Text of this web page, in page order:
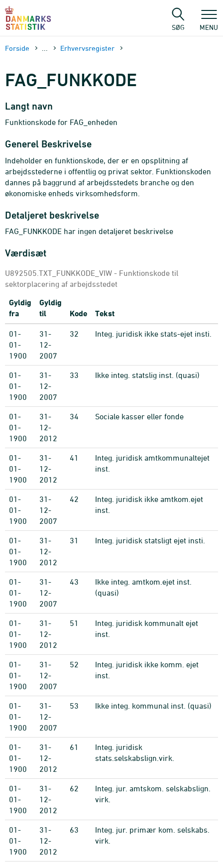
sidens
SØG MENU
Forside Erhvervsregister
FAG_FUNKKODE
Langt navn
Funktionskode for FAG_enheden
Generel Beskrivelse
Indeholder en funktionskode, der er en opsplitning af
arbejdsstederne i offentlig og privat sektor. Funktionskoden
dannes på baggrund af arbejdsstedets branche og den
økonomiske enheds virksomhedsform.
Detaljeret beskrivelse
FAG_FUNKKODE har ingen detaljeret beskrivelse
Værdisæt
U892505.TXT_FUNKKODE_VIW - Funktionskode til
sektorplacering af arbejdsstedet
Gyldig
fra
Gyldig
til
Kode Tekst
01-
01-
1900
31-
12-
2007
32 Integ. juridisk ikke stats-ejet insti.
01-
01-
1900
31-
12-
2007
33 Ikke integ. statslig inst. (quasi)
01-
01-
1900
31-
12-
2012
34 Sociale kasser eller fonde
01-
01-
1900
31-
12-
2012
41
Integ. juridisk amtkommunaltejet
inst.
01-
01-
1900
31-
12-
2007
42
Integ. juridisk ikke amtkom.ejet
inst.
01-
01-
1900
31-
12-
2012
31 Integ. juridisk statsligt ejet insti.
01-
01-
1900
31-
12-
2007
43
Ikke integ. amtkom.ejet inst.
(quasi)
01-
01-
1900
31-
12-
2012
51
Integ. juridisk kommunalt ejet
inst.
01-
01-
1900
31-
12-
2007
52
Integ. juridisk ikke komm. ejet
inst.
01-
01-
1900
31-
12-
2007
53 Ikke integ. kommunal inst. (quasi)
01-
01-
1900
31-
12-
2012
61
Integ. juridisk
stats.selskabslign.virk.
01-
01-
1900
31-
12-
2012
62
Integ. jur. amtskom. selskabslign.
virk.
01-
01-
1900
31-
12-
2012
63
Integ. jur. primær kom. selskabs.
virk.